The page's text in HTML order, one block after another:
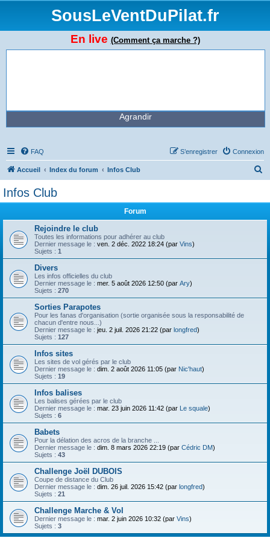
SousLeVentDuPilat.fr
En live (Comment ça marche ?)
Agrandir
FAQ Connexion
S’enregistrer
Accueil Index du forum Infos Club
r
Infos Club
Forum
Rejoindre le club
Toutes les informations pour adhérer au club
Dernier message le : ven. 2 déc. 2022 18:24 (par Vins)
Sujets : 1
Divers
Les infos officielles du club
Dernier message le : mer. 5 août 2026 12:50 (par Ary)
Sujets : 270
Sorties Parapotes
Pour les fanas d'organisation (sortie organisée sous la responsabilité de
chacun d'entre nous...)
Dernier message le : jeu. 2 juil. 2026 21:22 (par longfred)
Sujets : 127
Infos sites
Les sites de vol gérés par le club
Dernier message le : dim. 2 août 2026 11:05 (par Nic'haut)
Sujets : 19
Infos balises
Les balises gérées par le club
Dernier message le : mar. 23 juin 2026 11:42 (par Le squale)
Sujets : 6
Babets
Pour la délation des acros de la branche ...
Dernier message le : dim. 8 mars 2026 22:19 (par Cédric DM)
Sujets : 43
Challenge Joël DUBOIS
Coupe de distance du Club
Dernier message le : dim. 26 juil. 2026 15:42 (par longfred)
Sujets : 21
Challenge Marche & Vol
Dernier message le : mar. 2 juin 2026 10:32 (par Vins)
Sujets : 3